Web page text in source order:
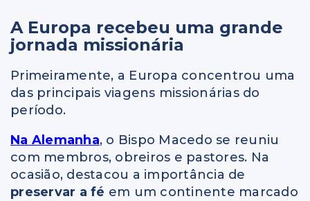
A Europa recebeu uma grande
jornada missionária
Primeiramente, a Europa concentrou uma
das principais viagens missionárias do
período.
Na Alemanha, o Bispo Macedo se reuniu
com membros, obreiros e pastores. Na
ocasião, destacou a importância de
preservar a fé em um continente marcado